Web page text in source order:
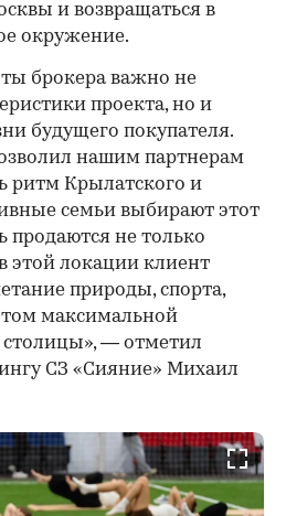
и возвращаться в
окружение.
брокера важно не
проекта, но и
будущего покупателя.
нашим партнерам
ритм Крылатского и
семьи выбирают этот
продаются не только
этой локации клиент
природы, спорта,
максимальной
столицы», — отметил
СЗ «Сияние» Михаил